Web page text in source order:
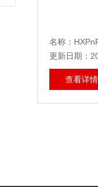
更新日期：
查看详情